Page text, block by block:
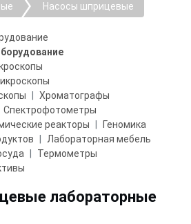
Насосы шприцевые
Хроматографы
Спектрофотометры
реакторы
Геномика
Лабораторная мебель
Термометры